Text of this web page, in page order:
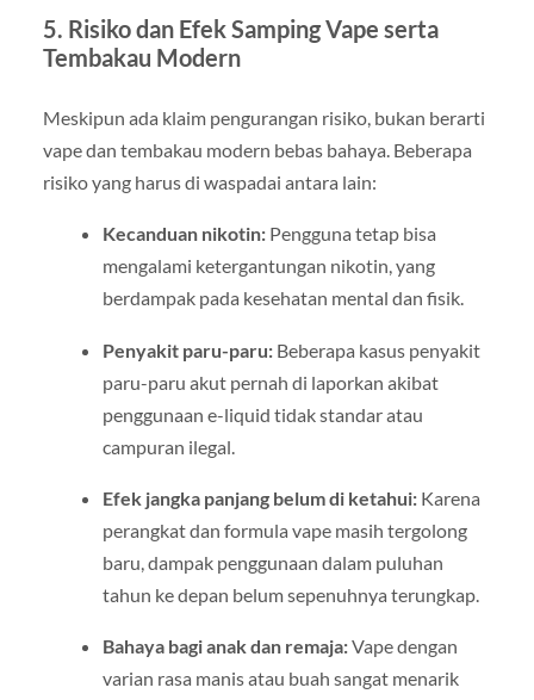
5. Risiko dan Efek Samping Vape serta
Tembakau Modern
Meskipun ada klaim pengurangan risiko, bukan berarti
vape dan tembakau modern bebas bahaya. Beberapa
risiko yang harus di waspadai antara lain:
Kecanduan nikotin:Pengguna tetap bisa
mengalami ketergantungan nikotin, yang
berdampak pada kesehatan mental dan fisik.
Penyakit paru-paru:Beberapa kasus penyakit
paru-paru akut pernah di laporkan akibat
penggunaan e-liquid tidak standar atau
campuran ilegal.
Efek jangka panjang belum di ketahui:Karena
perangkat dan formula vape masih tergolong
baru, dampak penggunaan dalam puluhan
tahun ke depan belum sepenuhnya terungkap.
Bahaya bagi anak dan remaja:Vape dengan
varian rasa manis atau buah sangat menarik